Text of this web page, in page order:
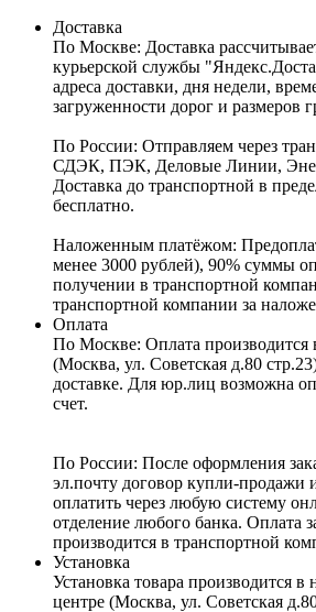
Доставка
По Москве: Доставка
курьерской службы
адреса доставки, дня недели,
загруженности дорог и размеров
По России: Отправляем через
СДЭК, ПЭК, Деловые Линии,
Доставка до транспортной в
бесплатно.
Наложенным платёжом:
менее 3000 рублей), 90% суммы
получении в транспортной
транспортной компании за
Оплата
По Москве: Оплата
(Москва, ул. Советская д.80
доставке. Для юр.лиц возможна
счет.
По России: После оформления
эл.почту договор купли-продажи
оплатить через любую систему
отделение любого банка. Оплата
производится в транспортной
Установка
Установка товара производится
центре (Москва, ул. Советская